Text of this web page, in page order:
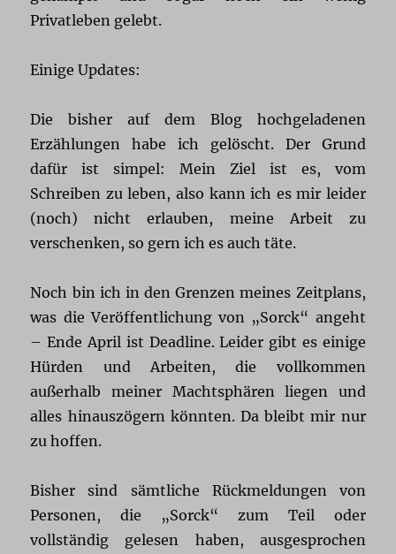
Privatleben gelebt.
Einige Updates:
Die bisher auf dem Blog hochgeladenen
Erzählungen habe ich gelöscht. Der Grund
dafür ist simpel: Mein Ziel ist es, vom
Schreiben zu leben, also kann ich es mir leider
(noch) nicht erlauben, meine Arbeit zu
verschenken, so gern ich es auch täte.
Noch bin ich in den Grenzen meines Zeitplans,
was die Veröffentlichung von „Sorck“ angeht
– Ende April ist Deadline. Leider gibt es einige
Hürden und Arbeiten, die vollkommen
außerhalb meiner Machtsphären liegen und
alles hinauszögern könnten. Da bleibt mir nur
zu hoffen.
Bisher sind sämtliche Rückmeldungen von
Personen, die „Sorck“ zum Teil oder
vollständig gelesen haben, ausgesprochen